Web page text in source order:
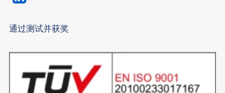
通过测试并获奖